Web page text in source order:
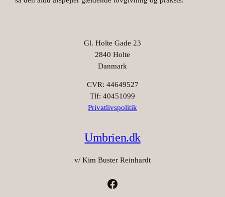
Gl. Holte Gade 23
2840 Holte
Danmark
CVR: 44649527
Tlf: 40451099
Privatlivspolitik
Umbrien.dk
v/ Kim Buster Reinhardt
Facebook